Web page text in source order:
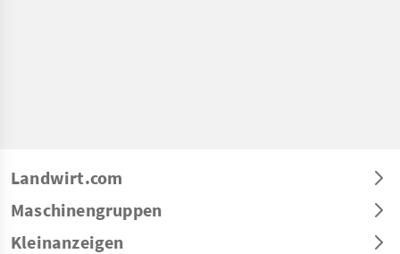
Landwirt.com
Maschinengruppen
Kleinanzeigen